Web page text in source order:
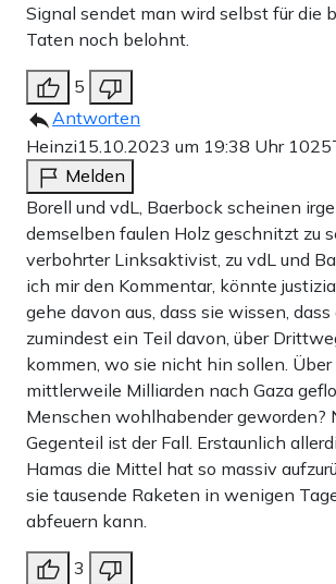
Signal sendet man wird selbst für die
Taten noch belohnt.
5
Antworten
Heinzi15.10.2023 um 19:38 Uhr
Melden
Borell und vdL, Baerbock scheinen
demselben faulen Holz geschnitzt zu
verbohrter Linksaktivist, zu vdL und
ich mir den Kommentar, könnte
gehe davon aus, dass sie wissen, dass
zumindest ein Teil davon, über
kommen, wo sie nicht hin sollen. Über
mittlerweile Milliarden nach Gaza
Menschen wohlhabender geworden?
Gegenteil ist der Fall. Erstaunlich
Hamas die Mittel hat so massiv
sie tausende Raketen in wenigen
abfeuern kann.
3